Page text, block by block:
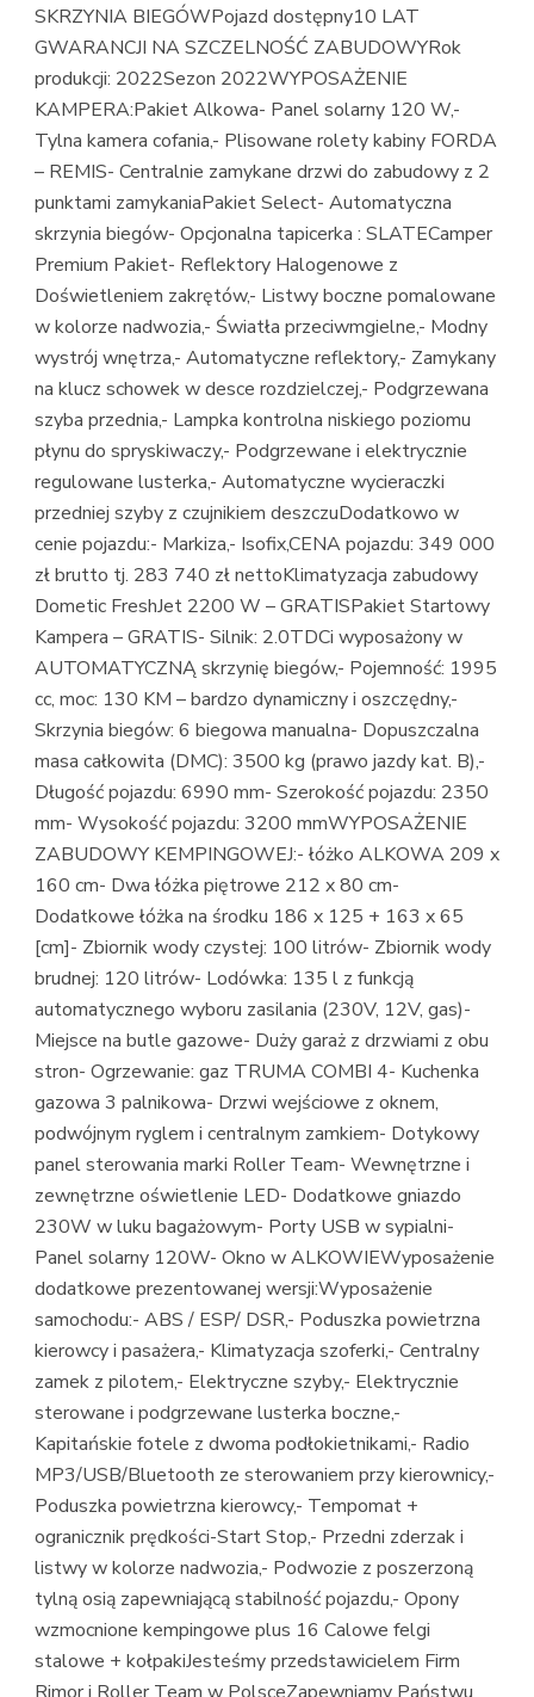
SKRZYNIA BIEGÓWPojazd dostępny10 LAT
GWARANCJI NA SZCZELNOŚĆ ZABUDOWYRok
produkcji: 2022Sezon 2022WYPOSAŻENIE
KAMPERA:Pakiet Alkowa- Panel solarny 120 W,-
Tylna kamera cofania,- Plisowane rolety kabiny FORDA
– REMIS- Centralnie zamykane drzwi do zabudowy z 2
punktami zamykaniaPakiet Select- Automatyczna
skrzynia biegów- Opcjonalna tapicerka : SLATECamper
Premium Pakiet- Reflektory Halogenowe z
Doświetleniem zakrętów,- Listwy boczne pomalowane
w kolorze nadwozia,- Światła przeciwmgielne,- Modny
wystrój wnętrza,- Automatyczne reflektory,- Zamykany
na klucz schowek w desce rozdzielczej,- Podgrzewana
szyba przednia,- Lampka kontrolna niskiego poziomu
płynu do spryskiwaczy,- Podgrzewane i elektrycznie
regulowane lusterka,- Automatyczne wycieraczki
przedniej szyby z czujnikiem deszczuDodatkowo w
cenie pojazdu:- Markiza,- Isofix,CENA pojazdu: 349 000
zł brutto tj. 283 740 zł nettoKlimatyzacja zabudowy
Dometic FreshJet 2200 W – GRATISPakiet Startowy
Kampera – GRATIS- Silnik: 2.0TDCi wyposażony w
AUTOMATYCZNĄ skrzynię biegów,- Pojemność: 1995
cc, moc: 130 KM – bardzo dynamiczny i oszczędny,-
Skrzynia biegów: 6 biegowa manualna- Dopuszczalna
masa całkowita (DMC): 3500 kg (prawo jazdy kat. B),-
Długość pojazdu: 6990 mm- Szerokość pojazdu: 2350
mm- Wysokość pojazdu: 3200 mmWYPOSAŻENIE
ZABUDOWY KEMPINGOWEJ:- łóżko ALKOWA 209 x
160 cm- Dwa łóżka piętrowe 212 x 80 cm-
Dodatkowe łóżka na środku 186 x 125 + 163 x 65
[cm]- Zbiornik wody czystej: 100 litrów- Zbiornik wody
brudnej: 120 litrów- Lodówka: 135 l z funkcją
automatycznego wyboru zasilania (230V, 12V, gas)-
Miejsce na butle gazowe- Duży garaż z drzwiami z obu
stron- Ogrzewanie: gaz TRUMA COMBI 4- Kuchenka
gazowa 3 palnikowa- Drzwi wejściowe z oknem,
podwójnym ryglem i centralnym zamkiem- Dotykowy
panel sterowania marki Roller Team- Wewnętrzne i
zewnętrzne oświetlenie LED- Dodatkowe gniazdo
230W w luku bagażowym- Porty USB w sypialni-
Panel solarny 120W- Okno w ALKOWIEWyposażenie
dodatkowe prezentowanej wersji:Wyposażenie
samochodu:- ABS / ESP/ DSR,- Poduszka powietrzna
kierowcy i pasażera,- Klimatyzacja szoferki,- Centralny
zamek z pilotem,- Elektryczne szyby,- Elektrycznie
sterowane i podgrzewane lusterka boczne,-
Kapitańskie fotele z dwoma podłokietnikami,- Radio
MP3/USB/Bluetooth ze sterowaniem przy kierownicy,-
Poduszka powietrzna kierowcy,- Tempomat +
ogranicznik prędkości-Start Stop,- Przedni zderzak i
listwy w kolorze nadwozia,- Podwozie z poszerzoną
tylną osią zapewniającą stabilność pojazdu,- Opony
wzmocnione kempingowe plus 16 Calowe felgi
stalowe + kołpakiJesteśmy przedstawicielem Firm